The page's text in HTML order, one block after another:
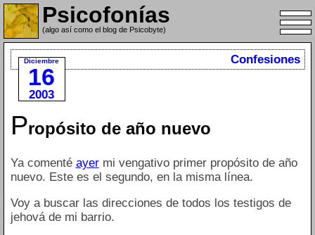
Psicofonías
(algo así como el blog de Psicobyte)
Diciembre
16
2003
Confesiones
Propósito de año nuevo
Ya comenté ayermi vengativo primer propósito de año
nuevo. Este es el segundo, en la misma línea.
Voy a buscar las direcciones de todos los testigos de
jehová de mi barrio.